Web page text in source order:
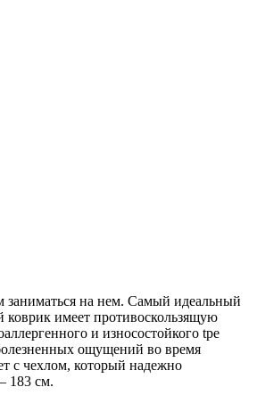
заниматься на нем. Самый идеальный
коврик имеет противоскользящую
и износостойкого tpe
ощущений во время
с чехлом, который надежно
183 см.